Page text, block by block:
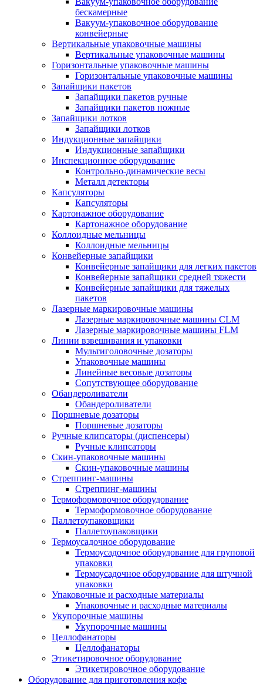
беcкамерные
Вакуум-упаковочное оборудование
конвейерные
Вертикальные упаковочные машины
Вертикальные упаковочные машины
Горизонтальные упаковочные машины
Горизонтальные упаковочные машины
Запайщики пакетов
Запайщики пакетов ручные
Запайщики пакетов ножные
Запайщики лотков
Запайщики лотков
Индукционные запайщики
Индукционные запайщики
Инспекционное оборудование
Контрольно-динамические весы
Металл детекторы
Капсуляторы
Капсуляторы
Картонажное оборудование
Картонажное оборудование
Коллоидные мельницы
Коллоидные мельницы
Конвейерные запайщики
Конвейерные запайщики для легких пакетов
Конвейерные запайщики средней тяжести
Конвейерные запайщики для тяжелых
пакетов
Лазерные маркировочные машины
Лазерные маркировочные машины CLM
Лазерные маркировочные машины FLM
Линии взвешивания и упаковки
Мультиголовочные дозаторы
Упаковочные машины
Линейные весовые дозаторы
Сопутствующее оборудование
Обандероливатели
Обандероливатели
Поршневые дозаторы
Поршневые дозаторы
Ручные клипсаторы (диспенсеры)
Ручные клипсаторы
Скин-упаковочные машины
Скин-упаковочные машины
Стреппинг-машины
Стреппинг-машины
Термоформовочное оборудование
Термоформовочное оборудование
Паллетоупаковщики
Паллетоупаковщики
Термоусадочное оборудование
Термоусадочное оборудование для груповой
упаковки
Термоусадочное оборудование для штучной
упаковки
Упаковочные и расходные материалы
Упаковочные и расходные материалы
Укупорочные машины
Укупорочные машины
Целлофанаторы
Целлофанаторы
Этикетировочное оборудование
Этикетировочное оборудование
Оборудование для приготовления кофе